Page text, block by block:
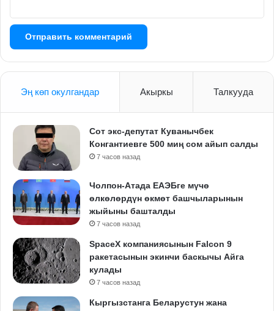
Эң көп окулгандар Акыркы Талкууда
Сот экс-депутат Куванычбек
Конгантиевге 500 миң сом айып салды
7 часов назад
Чолпон-Атада ЕАЭБге мүчө
өлкөлөрдүн өкмөт башчыларынын
жыйыны башталды
7 часов назад
SpaceX компаниясынын Falcon 9
ракетасынын экинчи баскычы Айга
кулады
7 часов назад
Кыргызстанга Беларустун жана